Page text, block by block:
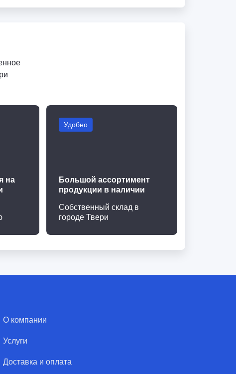
на
Удобно
Большой ассортимент
продукции в наличии
Собственный склад в
городе Твери
О компании
Услуги
Доставка и оплата